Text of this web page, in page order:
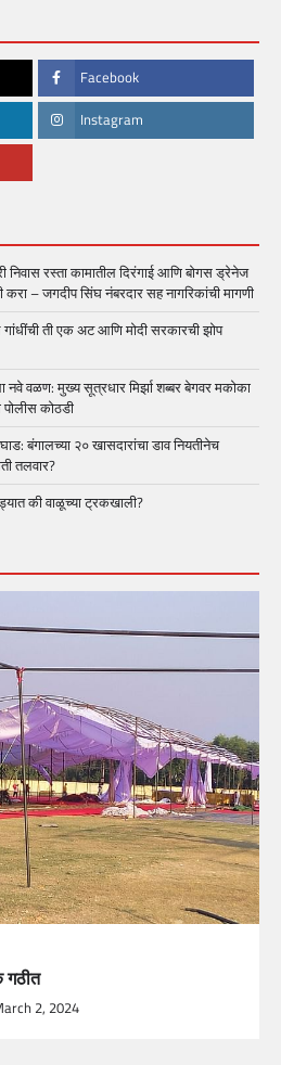
Facebook
Instagram
रस्ता कामातील दिरंगाई आणि बोगस ड्रेनेज
– जगदीप सिंघ नंबरदार सह नागरिकांची मागणी
ती एक अट आणि मोदी सरकारची झोप
वळण: मुख्य सूत्रधार मिर्झा शब्बर बेगवर मकोका
पोलीस कोठडी
बंगालच्या २० खासदारांचा डाव नियतीनेच
तलवार?
की वाळूच्या ट्रकखाली?
2, 2024